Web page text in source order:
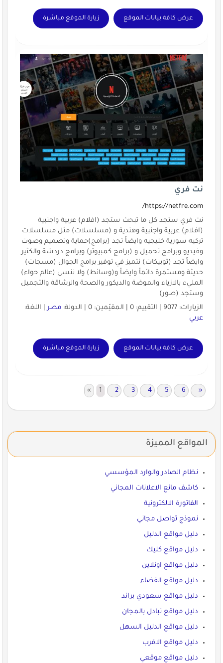
عرض كافة بيانات الموقع زيارة الموقع مباشرة
نت فري
https://netfre.com/
نت فري ستجد كل ما تبحث ستجد (افلام) عربية واجنبية
(افلام) عربية واجنبية وهندية و (مسلسلات) مثل مسلسلات
تركيه سورية خليجيه وايضاً تجد (برامج)حماية وتصميم وصوت
وفيديو وبرامج تحميل و (برامج كمبيوتر) وبرامج دردشة والكثير
وايضاً تجد (توبيكات) نتميز في توفير برامج الجوال (مسجات)
حديثة ومستمرة دائماً وايضاً و(وسائط) ولا ننسى (عالم حواء)
المليء بالازياء والموضة والديكور والصحة والرشاقة والتجميل
وستجد (صور)
الزيارات: 9077 | التقييم: 0 | المقيّمين: 0 | الدولة:
مصر| اللغة:
عربي
عرض كافة بيانات الموقع زيارة الموقع مباشرة
« 2 3 4 5 6 »
المواقع المميزة
نظام الصادر والوارد المؤسسي
كاشف مانع الاعلانات المجاني
الفاتورة الالكترونية
نموذج تواصل مجاني
دليل مواقع الدليل
دليل مواقع كليك
دليل مواقع اونلاين
دليل مواقع الفضاء
دليل مواقع سعودي براند
دليل مواقع تبادل بالمجان
دليل مواقع الدليل السهل
دليل مواقع الاقرب
دليل مواقع موقعي